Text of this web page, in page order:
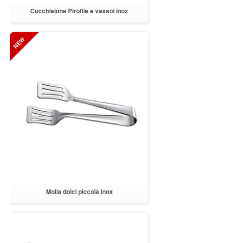
Cucchiaione Pirofile e vassoi inox
Molla dolci piccola inox